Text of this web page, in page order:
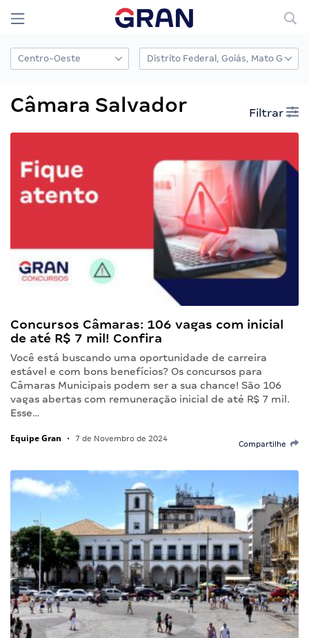
Câmara Salvador Filtrar
Concursos Câmaras: 106 vagas com inicial
de até R$ 7 mil! Confira
Você está buscando uma oportunidade de carreira
estável e com bons benefícios? Os concursos para
Câmaras Municipais podem ser a sua chance! São 106
vagas abertas com remuneração inicial de até R$ 7 mil.
Esse…
Equipe Gran • 7 de Novembro de 2024
Compartilhe